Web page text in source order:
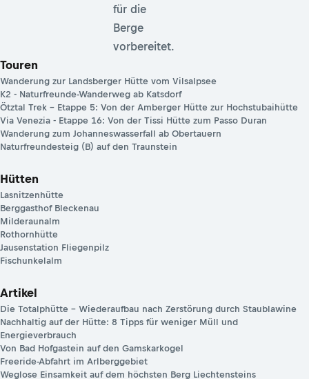
für die
Berge
vorbereitet.
Touren
Wanderung zur Landsberger Hütte vom Vilsalpsee
K2 - Naturfreunde-Wanderweg ab Katsdorf
Ötztal Trek – Etappe 5: Von der Amberger Hütte zur Hochstubaihütte
Via Venezia - Etappe 16: Von der Tissi Hütte zum Passo Duran
Wanderung zum Johanneswasserfall ab Obertauern
Naturfreundesteig (B) auf den Traunstein
Hütten
Lasnitzenhütte
Berggasthof Bleckenau
Milderaunalm
Rothornhütte
Jausenstation Fliegenpilz
Fischunkelalm
Artikel
Die Totalphütte – Wiederaufbau nach Zerstörung durch Staublawine
Nachhaltig auf der Hütte: 8 Tipps für weniger Müll und
Energieverbrauch
Von Bad Hofgastein auf den Gamskarkogel
Freeride-Abfahrt im Arlberggebiet
Weglose Einsamkeit auf dem höchsten Berg Liechtensteins